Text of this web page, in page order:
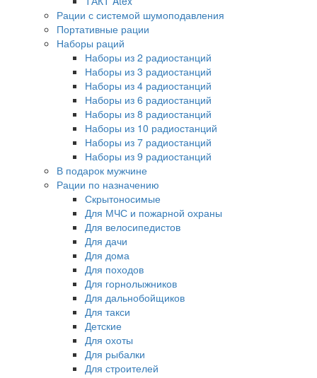
Рации с системой шумоподавления
Портативные рации
Наборы раций
Наборы из 2 радиостанций
Наборы из 3 радиостанций
Наборы из 4 радиостанций
Наборы из 6 радиостанций
Наборы из 8 радиостанций
Наборы из 10 радиостанций
Наборы из 7 радиостанций
Наборы из 9 радиостанций
В подарок мужчине
Рации по назначению
Скрытоносимые
Для МЧС и пожарной охраны
Для велосипедистов
Для дачи
Для дома
Для походов
Для горнолыжников
Для дальнобойщиков
Для такси
Детские
Для охоты
Для рыбалки
Для строителей